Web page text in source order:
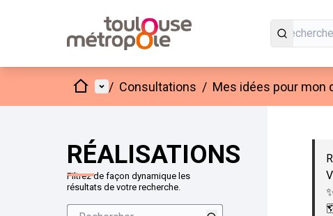
AccueilMenu principal
/ Consultations / Mes idées pour mon
RÉALISATIONS
Filtrez de façon dynamique les
résultats de votre recherche.
Passer la